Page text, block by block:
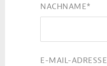
NACHNAME*
E-MAIL-ADRESSE